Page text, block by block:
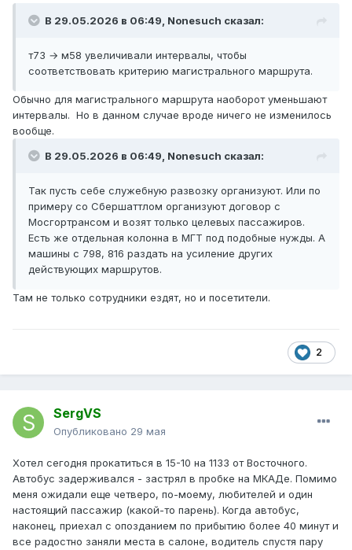
В 29.05.2026 в 06:49, Nonesuch сказал:
т73 → м58 увеличивали интервалы, чтобы
соответствовать критерию магистрального маршрута.
Обычно для магистрального маршрута наоборот уменьшают
интервалы. Но в данном случае вроде ничего не изменилось
вообще.
В 29.05.2026 в 06:49, Nonesuch сказал:
Так пусть себе служебную развозку организуют. Или по
примеру со Сбершаттлом организуют договор с
Мосгортрансом и возят только целевых пассажиров.
Есть же отдельная колонна в МГТ под подобные нужды. А
машины с 798, 816 раздать на усиление других
действующих маршрутов.
Там не только сотрудники ездят, но и посетители.
2
SergVS
Опубликовано 29 мая
Хотел сегодня прокатиться в 15-10 на 1133 от Восточного.
Автобус задерживался - застрял в пробке на МКАДе. Помимо
меня ожидали еще четверо, по-моему, любителей и один
настоящий пассажир (какой-то парень). Когда автобус,
наконец, приехал с опозданием по прибытию более 40 минут и
все радостно заняли места в салоне, водитель спустя пару